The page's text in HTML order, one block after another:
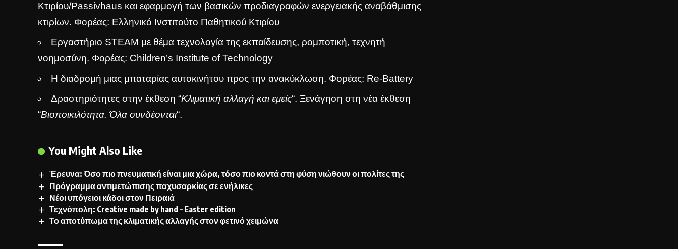
Κτιρίου/Passivhaus και εφαρμογή των βασικών προδιαγραφών ενεργειακής αναβάθμισης
κτιρίων. Φορέας: Ελληνικό Ινστιτούτο Παθητικού Κτιρίου
Εργαστήριο STEAM με θέμα τεχνολογία της εκπαίδευσης, ρομποτική, τεχνητή
νοημοσύνη. Φορέας: Children’s Institute of Technology
Η διαδρομή μιας μπαταρίας αυτοκινήτου προς την ανακύκλωση. Φορέας: Re-Battery
Δραστηριότητες στην έκθεση “Κλιματική αλλαγή και εμείς“. Ξενάγηση στη νέα έκθεση
“Βιοποικιλότητα. Όλα συνδέονται“.
You Might Also Like
Έρευνα: Όσο πιο πνευματική είναι μια χώρα, τόσο πιο κοντά στη φύση νιώθουν οι πολίτες της
Πρόγραμμα αντιμετώπισης παχυσαρκίας σε ενήλικες
Νέοι υπόγειοι κάδοι στον Πειραιά
Τεχνόπολη: Creative made by hand – Easter edition
Το αποτύπωμα της κλιματικής αλλαγής στον φετινό χειμώνα